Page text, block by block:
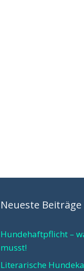
Neueste Beiträge
Hundehaftpflicht –
musst!
Literarische